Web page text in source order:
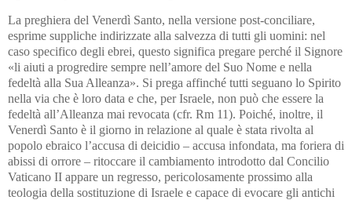
La preghiera del Venerdì Santo, nella versione post-conciliare,
esprime suppliche indirizzate alla salvezza di tutti gli uomini: nel
caso specifico degli ebrei, questo significa pregare perché il Signore
«li aiuti a progredire sempre nell’amore del Suo Nome e nella
fedeltà alla Sua Alleanza». Si prega affinché tutti seguano lo Spirito
nella via che è loro data e che, per Israele, non può che essere la
fedeltà all’Alleanza mai revocata (cfr. Rm 11). Poiché, inoltre, il
Venerdì Santo è il giorno in relazione al quale è stata rivolta al
popolo ebraico l’accusa di deicidio – accusa infondata, ma foriera di
abissi di orrore – ritoccare il cambiamento introdotto dal Concilio
Vaticano II appare un regresso, pericolosamente prossimo alla
teologia della sostituzione di Israele e capace di evocare gli antichi